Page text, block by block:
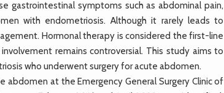
gastrointestinal symptoms such as abdominal pain,
with endometriosis. Although it rarely leads to
Hormonal therapy is considered the first-line
remains controversial. This study aims to
who underwent surgery for acute abdomen.
at the Emergency General Surgery Clinic of